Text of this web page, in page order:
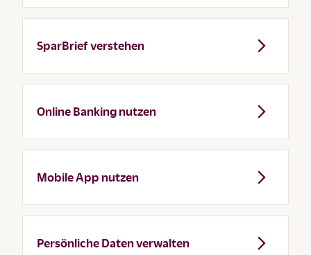
SparBrief verstehen
Online Banking nutzen
Mobile App nutzen
Persönliche Daten verwalten